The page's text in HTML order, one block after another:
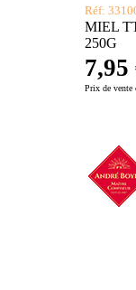
Réf:
MIEL
250G
7,95
Prix de vente